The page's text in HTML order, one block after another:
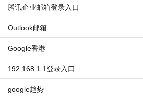
腾讯企业邮箱登录入口
Outlook邮箱
Google香港
192.168.1.1登录入口
google趋势